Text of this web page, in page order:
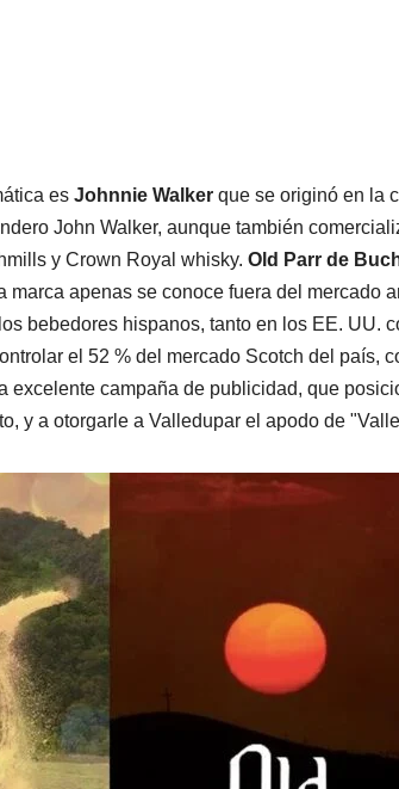
es Johnnie Walker que se originó en la
John Walker, aunque también
y Crown Royal whisky. Old Parr de
marca apenas se conoce fuera del mercado
bebedores hispanos, tanto en los EE. UU.
el 52 % del mercado Scotch del país,
excelente campaña de publicidad, que
y a otorgarle a Valledupar el apodo de